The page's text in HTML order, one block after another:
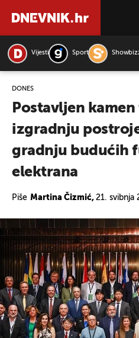
Vijesti Sport
DONES
Postavljen
izgradnju
gradnju budućih
elektrana
Piše Martina Čizmić, 21. svibnja
PRETRAŽITE VIJESTI